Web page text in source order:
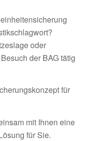
oder
der BAG tätig
für
mit Ihnen eine
für Sie.